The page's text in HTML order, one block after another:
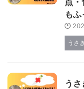
も
うさ
う